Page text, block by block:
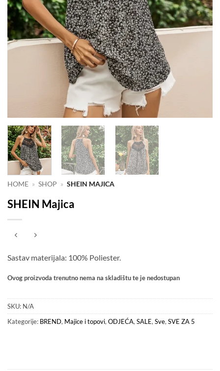
HOME » SHOP » SHEIN MAJICA
SHEIN Majica
Sastav materijala: 100% Poliester.
Ovog proizvoda trenutno nema na skladištu te je nedostupan
SKU: N/A
Kategorije: BREND, Majice i topovi, ODJEĆA, SALE, Sve, SVE ZA 5